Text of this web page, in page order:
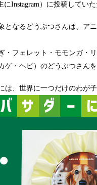
Instagram）に投稿していた
となるどうぶつさんは、ア
・フェレット・モモンガ・
ゲ・ヘビ）のどうぶつさんを
は、世界に一つだけのわが